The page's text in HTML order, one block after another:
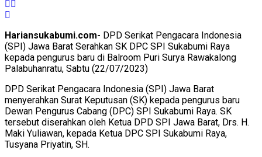
Hariansukabumi.com- DPD Serikat Pengacara Indonesia
(SPI) Jawa Barat Serahkan SK DPC SPI Sukabumi Raya
kepada pengurus baru di Balroom Puri Surya Rawakalong
Palabuhanratu, Sabtu (22/07/2023)
DPD Serikat Pengacara Indonesia (SPI) Jawa Barat
menyerahkan Surat Keputusan (SK) kepada pengurus baru
Dewan Pengurus Cabang (DPC) SPI Sukabumi Raya. SK
tersebut diserahkan oleh Ketua DPD SPI Jawa Barat, Drs. H.
Maki Yuliawan, kepada Ketua DPC SPI Sukabumi Raya,
Tusyana Priyatin, SH.